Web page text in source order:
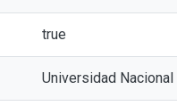
true
Universidad